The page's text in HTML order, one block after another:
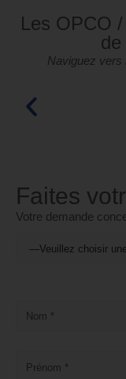
Les OPCO
Naviguez vers
Faites
Votre demande